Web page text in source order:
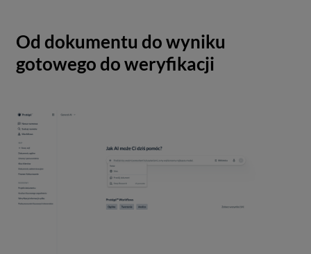
Od dokumentu do wyniku
gotowego do weryfikacji